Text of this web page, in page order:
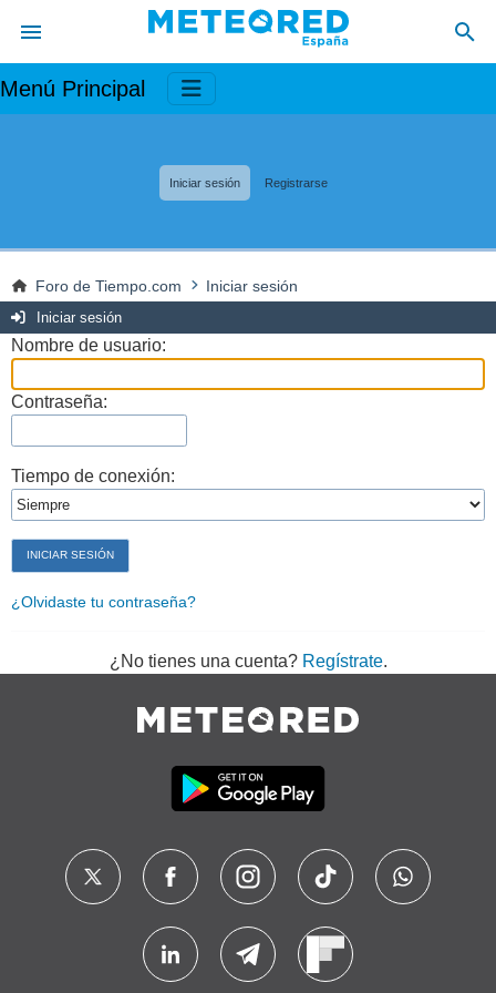
Menú Principal
Iniciar sesión Registrarse
Foro de Tiempo.com Iniciar sesión
Iniciar sesión
Nombre de usuario:
Contraseña:
Tiempo de conexión:
¿Olvidaste tu contraseña?
¿No tienes una cuenta? Regístrate.